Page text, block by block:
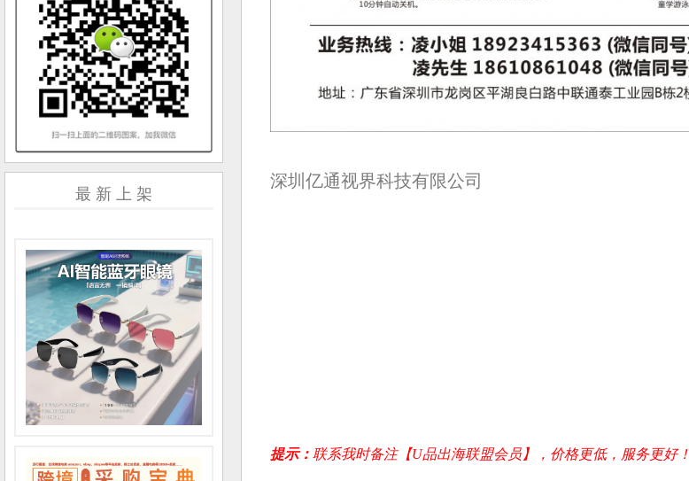
深圳亿通视界科技有限公司
提示： 联系我时备注【U品出海联盟会员】，价格更低，服务更好！
最 新 上 架